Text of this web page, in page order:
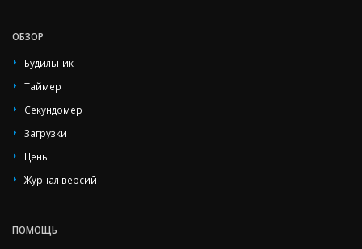
ОБЗОР
Будильник
Таймер
Секундомер
Загрузки
Цены
Журнал версий
ПОМОЩЬ